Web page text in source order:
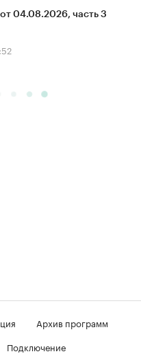
04.08.2026, часть 3
Архив программ
Подключение